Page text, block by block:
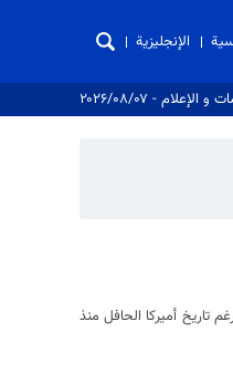
الإنجليزية
- ۲۰۲۶/۰۸/۰۷
تاريخ أميركا الحافل منذ